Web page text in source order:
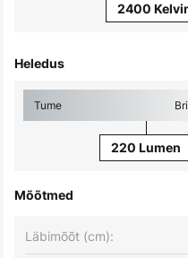
2400
Heledus
Tume
220 Lumen
Mõõtmed
Läbimõõt (cm):